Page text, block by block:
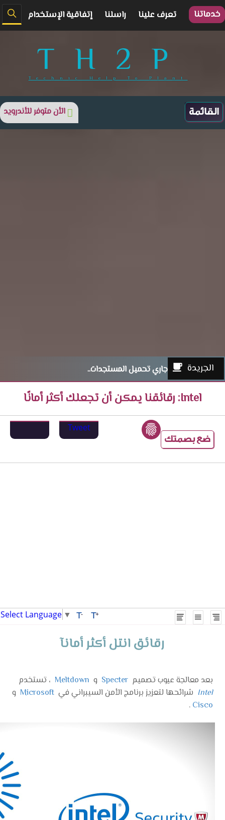
خدماتنا تعرف علينا راسلنا إتفاقية الإستخدام
TH2P
Technic Help To Plant
الأن متوفر للأندرويد
الجريدة جاري تحميل المستجدات..
Intel: رقائقنا يمكن أن تجعلك أكثر أمانًا
ضع بصمتك
Tweet
Select Language ▼ T+
T-
رقائق انتل أكثر أمانآ
بعد معالجة عيوب تصميم Specter و Meltdown ، تستخدم
Intel شرائحها لتعزيز برنامج الأمن السيبراني في Microsoft و
Cisco
.